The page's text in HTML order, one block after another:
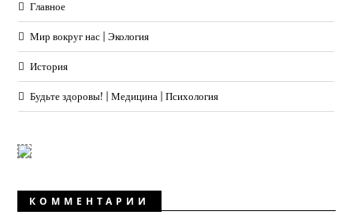
Главное
Мир вокруг нас | Экология
История
Будьте здоровы! | Медицина | Психология
КОММЕНТАРИИ